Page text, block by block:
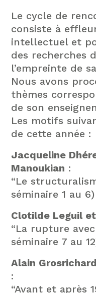
Le cycle de
consiste à
intellectuel et
des recherches
l’empreinte de
Nous avons
thèmes
de son
Les motifs
de cette année :
Jacqueline
Manoukian :
“Le
séminaire 1 au 6)
Clotilde Leguil
“La rupture avec
séminaire 7 au
Alain
:
“Avant et après